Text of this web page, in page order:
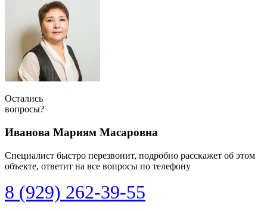
Остались
вопросы?
Иванова Мариям Масаровна
Специалист быстро перезвонит, подробно расскажет об этом
объекте, ответит на все вопросы по телефону
8 (929) 262-39-55